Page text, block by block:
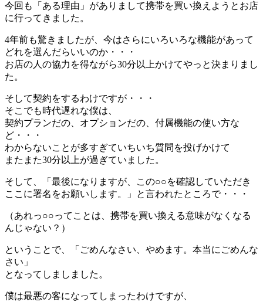
今回も「ある理由」がありまして携帯を買い換えようとお店
に行ってきました。
4年前も驚きましたが、今はさらにいろいろな機能があって
どれを選んだらいいのか・・・
お店の人の協力を得ながら30分以上かけてやっと決まりまし
た。
そして契約をするわけですが・・・
そこでも時代遅れな僕は、
契約プランだの、オプションだの、付属機能の使い方な
ど・・・
わからないことが多すぎていちいち質問を投げかけて
またまた30分以上が過ぎていました。
そして、「最後になりますが、この○○を確認していただき
ここに署名をお願いします。」と言われたところで・・・
（あれっ○○ってことは、携帯を買い換える意味がなくなる
んじゃない？）
ということで、「ごめんなさい、やめます。本当にごめんな
さい」
となってしましました。
僕は最悪の客になってしまったわけですが、